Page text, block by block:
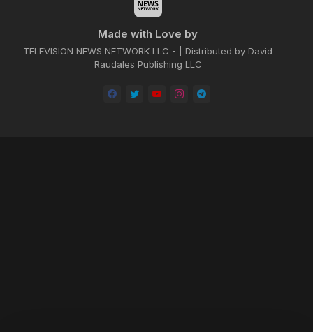
Made with Love by
TELEVISION NEWS NETWORK LLC - | Distributed by David
Raudales Publishing LLC